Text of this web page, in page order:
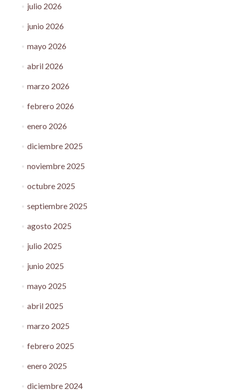
julio 2026
junio 2026
mayo 2026
abril 2026
marzo 2026
febrero 2026
enero 2026
diciembre 2025
noviembre 2025
octubre 2025
septiembre 2025
agosto 2025
julio 2025
junio 2025
mayo 2025
abril 2025
marzo 2025
febrero 2025
enero 2025
diciembre 2024